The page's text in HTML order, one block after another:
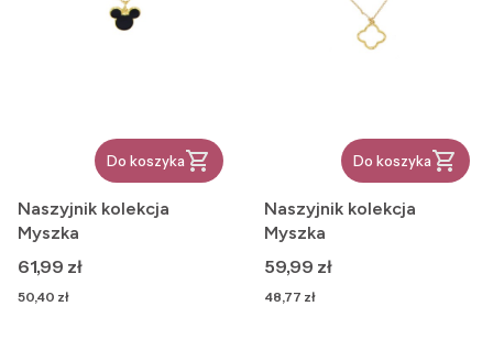
Do koszyka
Naszyjnik kolekcja
Myszka
Cena
61,99 zł
Cena
50,40 zł
Do koszyka
Naszyjnik kolekcja
Myszka
Cena
59,99 zł
Cena
48,77 zł